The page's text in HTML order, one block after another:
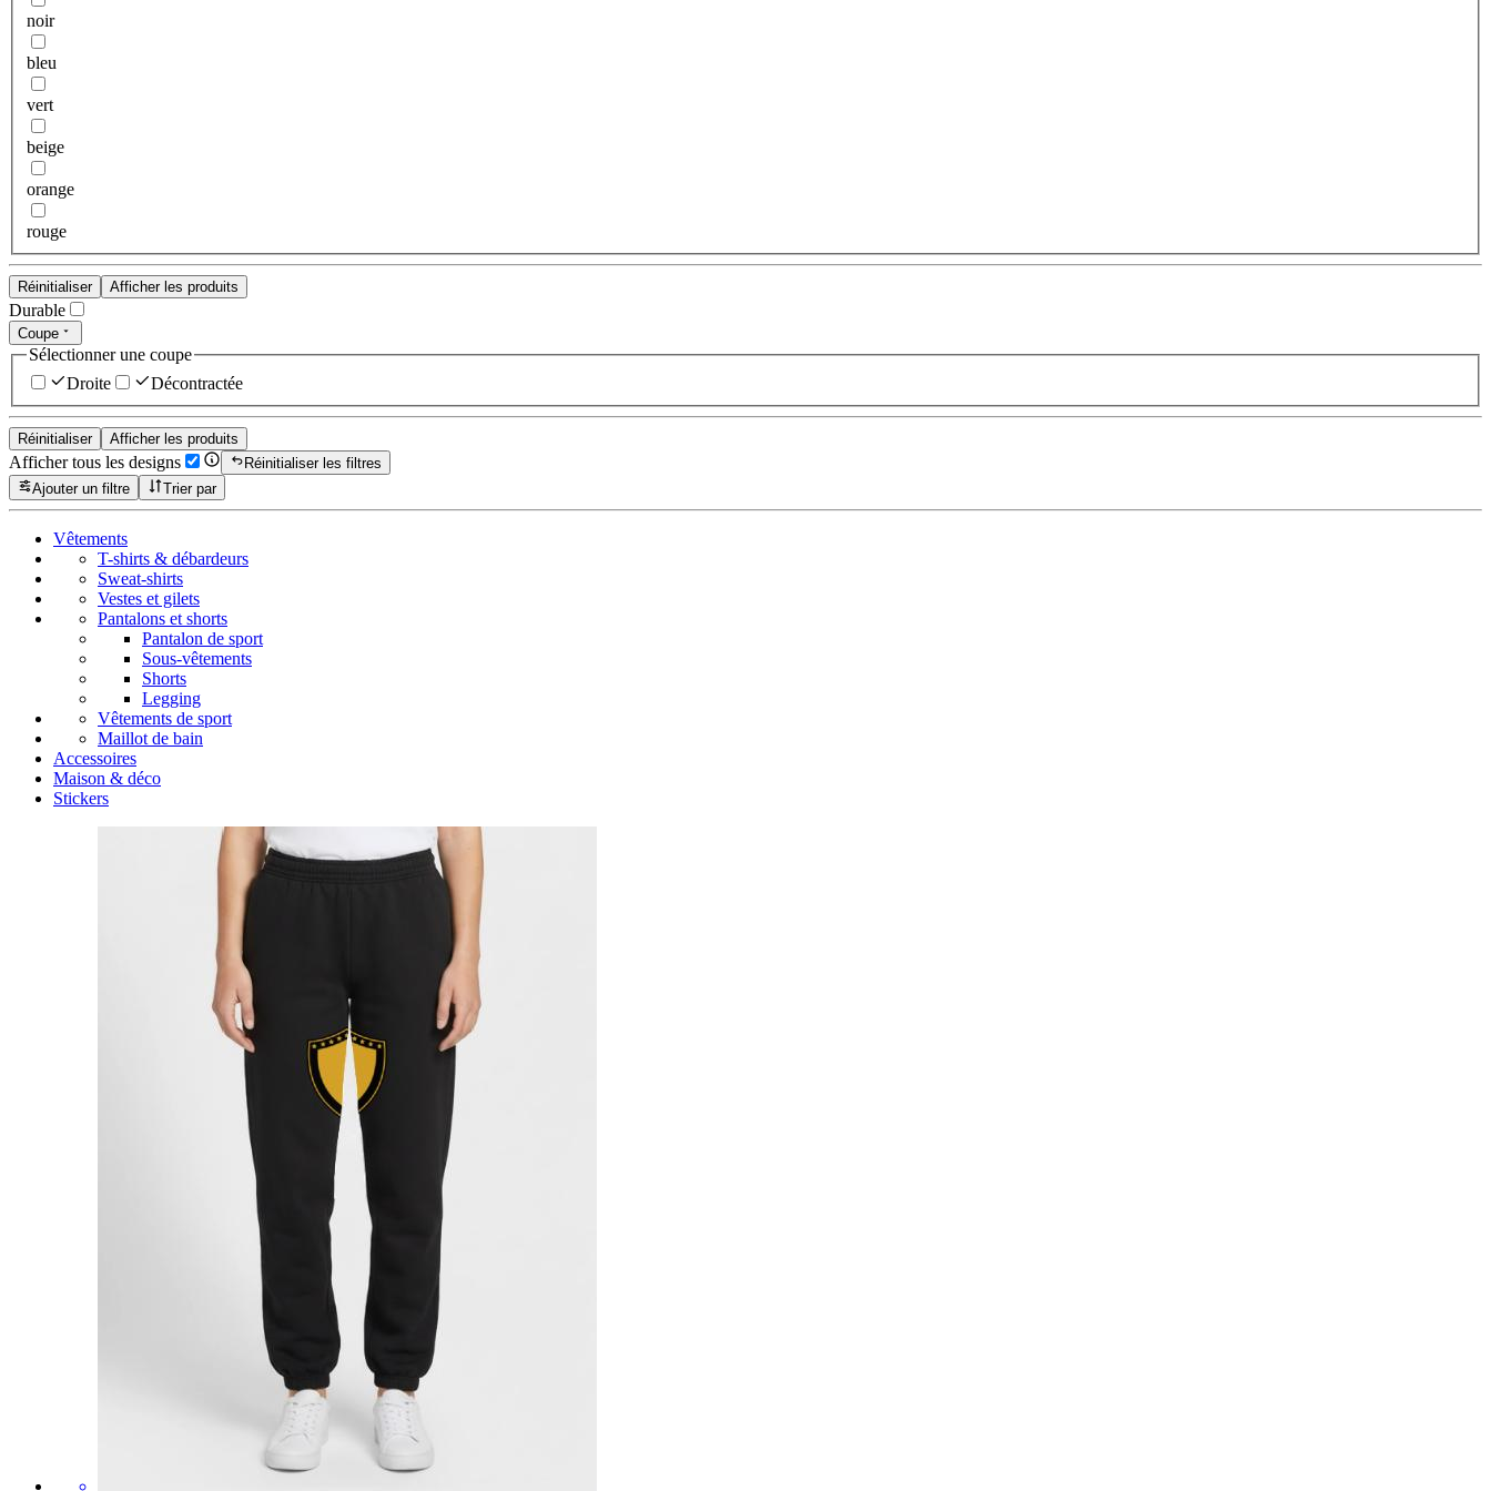
noir
bleu
vert
beige
orange
rouge
Réinitialiser Afficher les produits
Durable
Coupe
Sélectionner une coupe
Droite
Décontractée
Réinitialiser Afficher les produits
Afficher tous les designs
Réinitialiser les filtres
Ajouter un filtre
Trier par
Vêtements
T-shirts & débardeurs
Sweat-shirts
Vestes et gilets
Pantalons et shorts
Pantalon de sport
Sous-vêtements
Shorts
Legging
Vêtements de sport
Maillot de bain
Accessoires
Maison & déco
Stickers